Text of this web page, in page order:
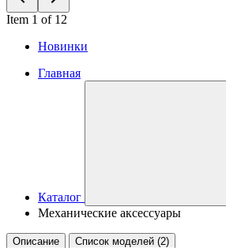
Item 1 of 12
Новинки
Главная
Каталог
Механические аксессуары
Описание
Список моделей (2)